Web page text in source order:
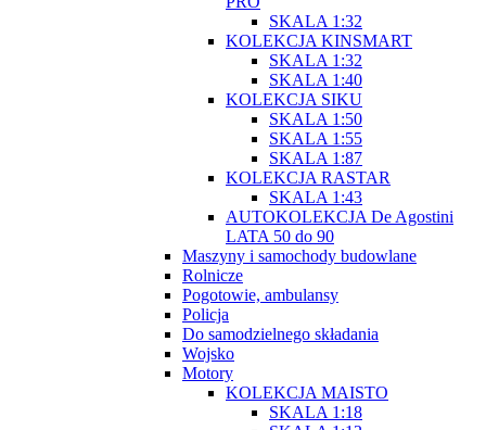
SKALA 1:32
KOLEKCJA KINSMART
SKALA 1:32
SKALA 1:40
KOLEKCJA SIKU
SKALA 1:50
SKALA 1:55
SKALA 1:87
KOLEKCJA RASTAR
SKALA 1:43
AUTOKOLEKCJA De Agostini
LATA 50 do 90
Maszyny i samochody budowlane
Rolnicze
Pogotowie, ambulansy
Policja
Do samodzielnego składania
Wojsko
Motory
KOLEKCJA MAISTO
SKALA 1:18